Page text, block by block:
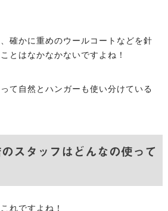
確かに重めのウールコートなどを針
とはなかなかないですよね！
て自然とハンガーも使い分けている
スタッフはどんなの使って
れですよね！